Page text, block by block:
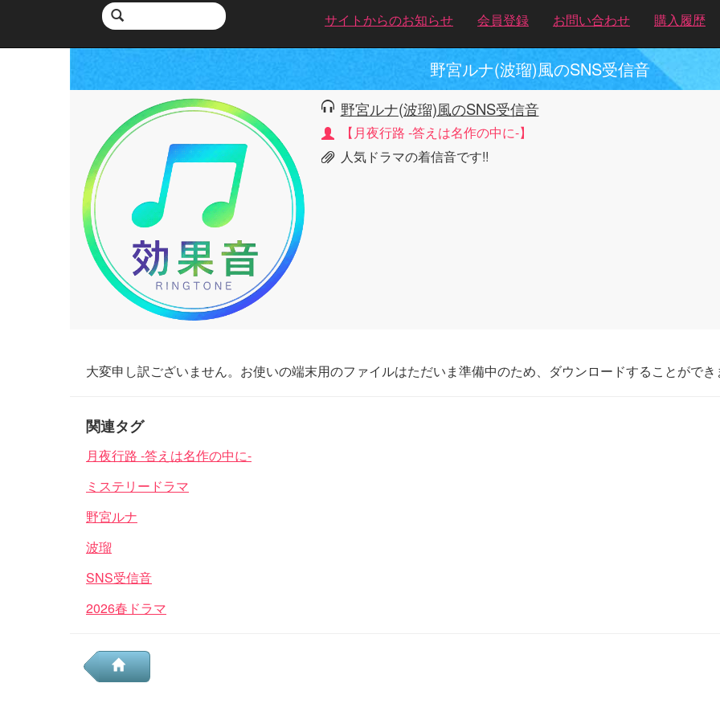
サイトからのお知らせ 会員登録 お問い合わせ 購入履歴
野宮ルナ(波瑠)風のSNS受信音
野宮ルナ(波瑠)風のSNS受信音
【月夜行路 -答えは名作の中に-】
人気ドラマの着信音です!!
大変申し訳ございません。お使いの端末用のファイルはただいま準備中のため、ダウンロードすることがで
関連タグ
月夜行路 -答えは名作の中に-
ミステリードラマ
野宮ルナ
波瑠
SNS受信音
2026春ドラマ